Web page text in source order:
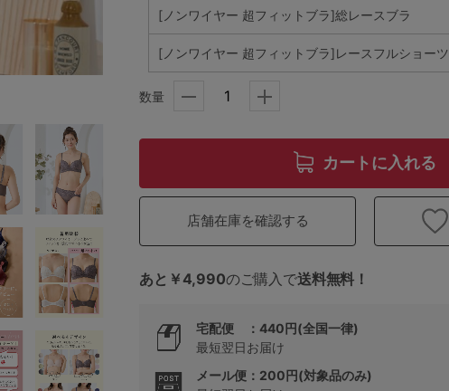
D85
E85
[ノンワイヤー 超フィットブラ]総レースブラ
[ノンワイヤー 超フィットブラ]レースフルショーツ
数量
カートに入れる
店舗在庫を確認する
あと￥4,990のご購入で送料無料！
宅配便 ：440円(全国一律)
最短翌日お届け
メール便：200円(対象品のみ)